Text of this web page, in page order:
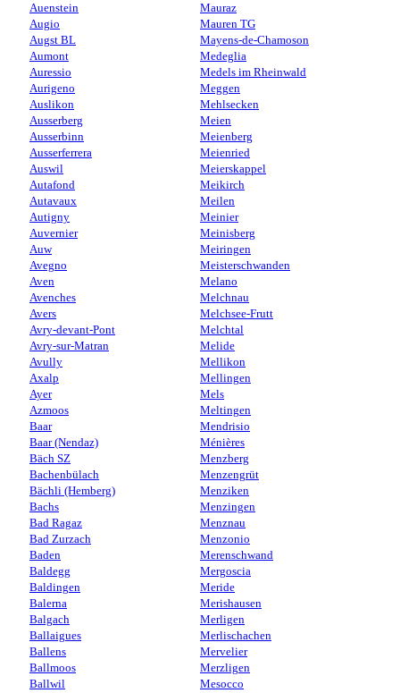
Auenstein
Augio
Augst BL
Aumont
Auressio
Aurigeno
Auslikon
Ausserberg
Ausserbinn
Ausserferrera
Auswil
Autafond
Autavaux
Autigny
Auvernier
Auw
Avegno
Aven
Avenches
Avers
Avry-devant-Pont
Avry-sur-Matran
Avully
Axalp
Ayer
Azmoos
Baar
Baar (Nendaz)
Bäch SZ
Bachenbülach
Bächli (Hemberg)
Bachs
Bad Ragaz
Bad Zurzach
Baden
Baldegg
Baldingen
Balerna
Balgach
Ballaigues
Ballens
Ballmoos
Ballwil
Mauraz
Mauren TG
Mayens-de-Chamoson
Medeglia
Medels im Rheinwald
Meggen
Mehlsecken
Meien
Meienberg
Meienried
Meierskappel
Meikirch
Meilen
Meinier
Meinisberg
Meiringen
Meisterschwanden
Melano
Melchnau
Melchsee-Frutt
Melchtal
Melide
Mellikon
Mellingen
Mels
Meltingen
Mendrisio
Ménières
Menzberg
Menzengrüt
Menziken
Menzingen
Menznau
Menzonio
Merenschwand
Mergoscia
Meride
Merishausen
Merligen
Merlischachen
Mervelier
Merzligen
Mesocco